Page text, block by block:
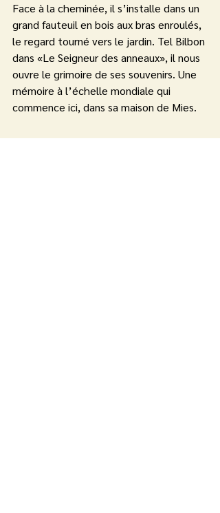
Face à la cheminée, il s’installe dans un
grand fauteuil en bois aux bras enroulés,
le regard tourné vers le jardin. Tel Bilbon
dans «Le Seigneur des anneaux», il nous
ouvre le grimoire de ses souvenirs. Une
mémoire à l’échelle mondiale qui
commence ici, dans sa maison de Mies.